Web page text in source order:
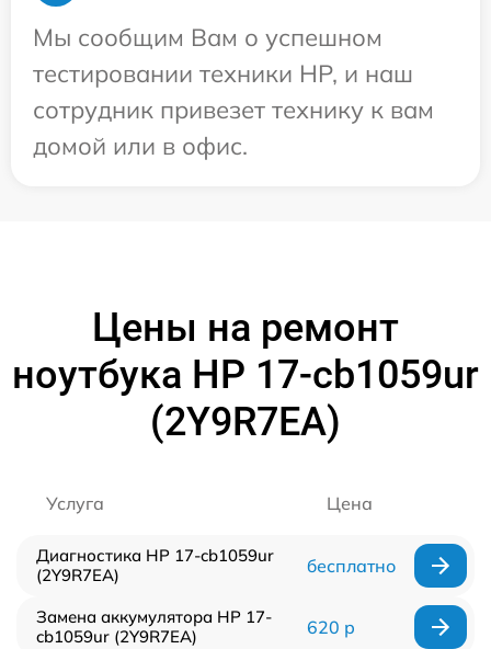
Мы сообщим Вам о успешном
тестировании техники HP, и наш
сотрудник привезет технику к вам
домой или в офис.
Цены на ремонт
ноутбука HP 17-cb1059ur
(2Y9R7EA)
Услуга Цена
Диагностика HP 17-cb1059ur
(2Y9R7EA)
бесплатно
Замена аккумулятора HP 17-
cb1059ur (2Y9R7EA)
620 р